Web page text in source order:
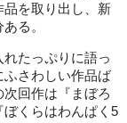
を取り出し、新
る。
たっぷりに語っ
さわしい作品ば
回作は『まぼろ
ぼくらはわんぱく5